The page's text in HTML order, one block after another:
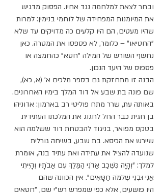
ובחר לצאת למלחמה נגד אחיו. הפסוק מדגיש
את המיומנות המפחידה של לוחמי בנימין: למרות
שהיו מעטים, הם היו קלעים כה מדויקים עד שלא
"החטיאו" – כלומר, לא פספסו את המטרה. כאן
נחשף השורש של המילה "חטא" כהחמצה או
פספוס של היעד הנכון.
הבנה זו מתחזקת גם בספר מלכים א' (א, כא),
שם פונה בת שבע אל דוד המלך בימיו האחרונים.
באותה עת, שרר מתח פוליטי רב בארמון: אדוניהו
בן חגית כבר החל לחגוג את המלכתו העתידית
בטקס מפואר, בניגוד להבטחת דוד ששלמה הוא
שיירש את הכיסא. בת שבע, בשיחה גורלית
שנועדה להציל את עתידה ואת עתיד בנה, אומרת
למלך: "וְהָיָה כִּשְׁכַב אֲדֹנִי הַמֶּלֶךְ עִם אֲבֹתָיו וְהָיִיתִי
אֲנִי וּבְנִי שְׁלֹמֹה חַטָּאִים". אין הכוונה שהם
היו פושעים, אלא כפי שמפרש רש"י שם, "חטאים